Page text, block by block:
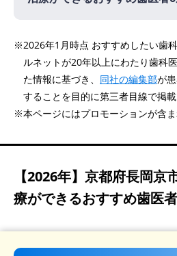
医療法人信成会 戸渡歯
ふじわら歯科クリニック
医療法人アイズ 岡部歯
医療法人社団幸恩会 中
※2026年1月時点 おすすめしたい歯
ルネットが20年以上にわたり歯科
た情報に基づき、 同社の編集部が
することを目的に第三者目線で掲載
※本ページにはプロモーションが含ま
【2026年】 京都府長岡京
療ができるおすすめ歯医